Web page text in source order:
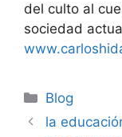
del culto al
sociedad
Blog
la